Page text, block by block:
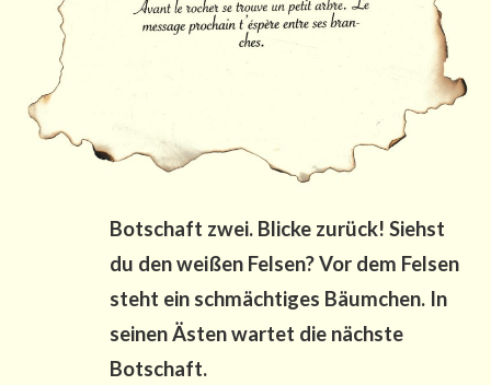
Bot­schaft zwei. Bli­cke zurück! Siehst
du den wei­ßen Fel­sen? Vor dem Fel­sen
steht ein schmäch­ti­ges Bäum­chen. In
sei­nen Ästen war­tet die nächs­te
Botschaft.